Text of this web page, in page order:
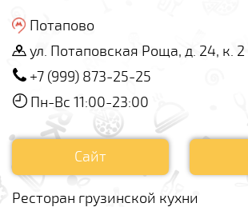
Потапово
ул. Потаповская Роща, д. 24, к. 2
+7 (999) 873-25-25
Пн-Вс 11:00-23:00
Сайт
Ресторан грузинской кухни